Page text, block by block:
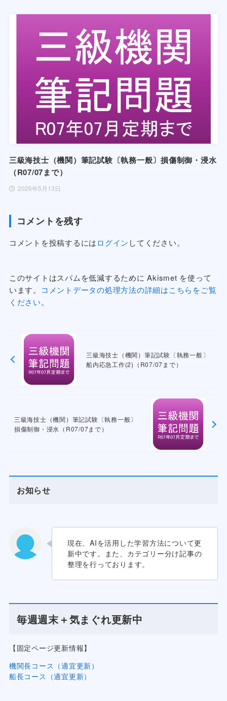
三級海技士（機関）筆記試験〔執務一般〕損傷制御・浸水
（R07/07まで）
2026年5月13日
コメントを残す
コメントを投稿するにはログイン してください。
このサイトはスパムを低減するために Akismet を使って
います。 コメントデータの処理方法の詳細はこちらをご覧
ください。
三級海技士（機関）筆記試験〔執務一般〕
船内応急工作(2)（R07/07まで）
三級海技士（機関）筆記試験〔執務一般〕
損傷制御・浸水（R07/07まで）
お知らせ
現在、AIを活用した学習方法について更
新中です。また、カテゴリー分け記事の
整理を行っております。
毎週週末＋気まぐれ更新中
【固定ページ更新情報】
機関長コース（適宜更新）
船長コース（適宜更新）